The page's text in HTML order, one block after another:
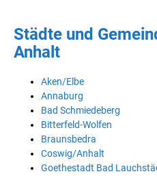
Städte und
Anhalt
Aken/Elbe
Annaburg
Bad Schmiedeberg
Bitterfeld-Wolfen
Braunsbedra
Coswig/Anhalt
Goethestadt Bad